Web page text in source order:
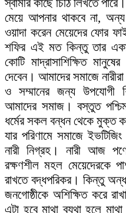
স্বামীর কাছে চিঠি লিখতে
মেয়ে আপনার থাকবে না,
ওয়াদা করেন মেয়েদের ফোর
শফির এই মত কিন্তু তার
কোটি মাদ্রাসাশিক্ষিত
দেবেন। আমাদের সমাজে
ও সম্মানের জন্য উপযোগী
আমাদের সমাজ। বস্তুত
ধর্মের সকল বন্ধন থেকে মুক্ত
যার পরিণামে সমাজে
নারী নিগ্রহ। নারী আজ
রক্ষণশীল মহল মেয়েদেরকে
রাখতে বদ্ধপরিকর। কিন্তু
জনগোষ্ঠীকে অশিক্ষিত করে
এটা হবে মাথা ব্যথা হলে